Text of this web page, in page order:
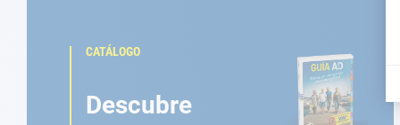
CATÁLOGO
Descubre